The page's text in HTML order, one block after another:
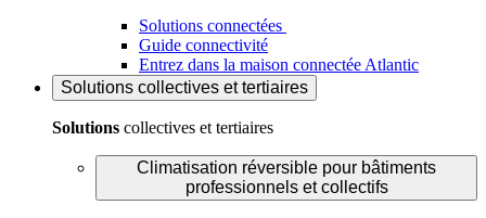
Solutions connectées
Guide connectivité
Entrez dans la maison connectée Atlantic
Solutions collectives et tertiaires
Solutions collectives et tertiaires
Climatisation réversible pour bâtiments
professionnels et collectifs